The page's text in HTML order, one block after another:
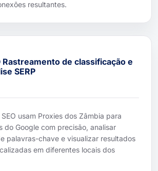
resultantes.
Rastreamento de classificação e
SERP
usam Proxies dos Zâmbia para
do Google com precisão, analisar
palavras-chave e visualizar resultados
em diferentes locais dos